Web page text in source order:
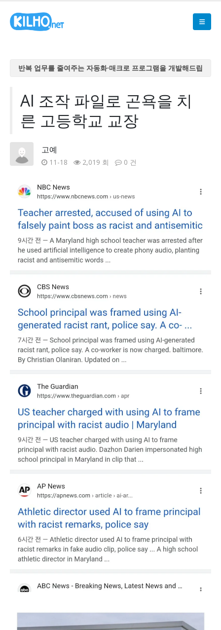
반복 업무를 줄여주는 자동화·매크로 프로그램을 개발해드립
반복 업무를 줄여주는 자동화·매크로 프로그램을 개발해드립
니다
반복 업무를 줄여주는 자동화·매크로 프로그램을 개발해드립
반복 업무를 줄여주는 자동화·매크로 프로그램을 개발해드립
니다
AI 조작 파일로 곤욕을 치
른 고등학교 교장
고예
11-18 2,019 회 0 건